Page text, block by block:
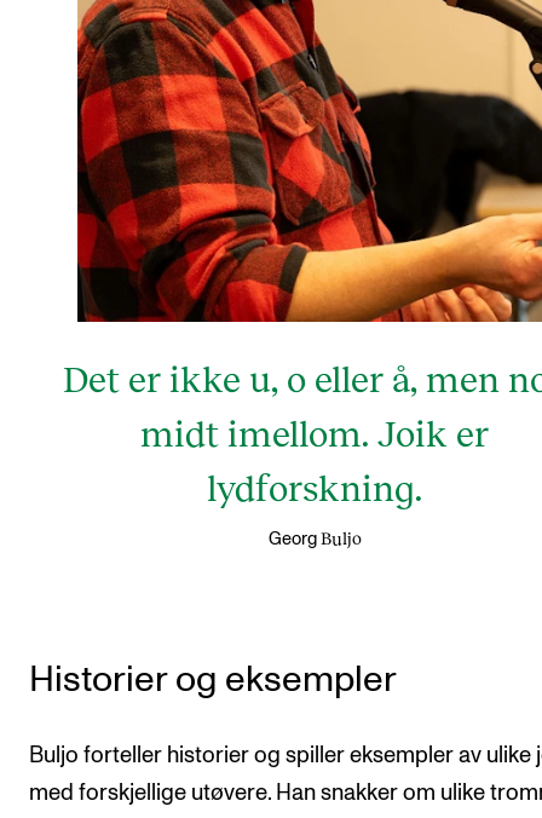
Utvalg og komitéer
Strategier, planer og rapporter
Hvem gjør hva i administrasjonen
Det er ikke u, o eller å, men
midt imellom. Joik er
lydforskning.
Georg Buljo
Historier og eksempler
Buljo forteller historier og spiller eksempler av ulike
med forskjellige utøvere. Han snakker om ulike